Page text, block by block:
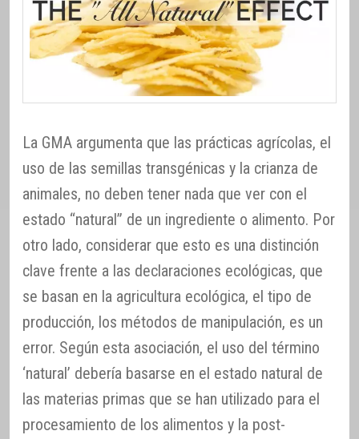
La GMA argumenta que las prácticas agrícolas, el
uso de las semillas transgénicas y la crianza de
animales, no deben tener nada que ver con el
estado “natural” de un ingrediente o alimento. Por
otro lado, considerar que esto es una distinción
clave frente a las declaraciones ecológicas, que
se basan en la agricultura ecológica, el tipo de
producción, los métodos de manipulación, es un
error. Según esta asociación, el uso del término
‘natural’ debería basarse en el estado natural de
las materias primas que se han utilizado para el
procesamiento de los alimentos y la post-